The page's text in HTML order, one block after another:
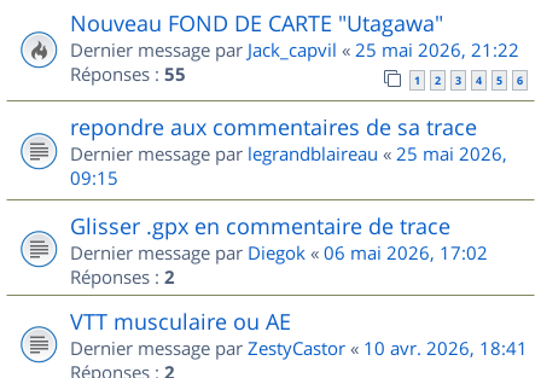
Nouveau FOND DE CARTE "Utagawa"
Dernier message par Jack_capvil « 25 mai 2026, 21:22
Réponses : 55 1 2 3 4 5 6
repondre aux commentaires de sa trace
Dernier message par legrandblaireau « 25 mai 2026,
09:15
Glisser .gpx en commentaire de trace
Dernier message par Diegok « 06 mai 2026, 17:02
Réponses : 2
VTT musculaire ou AE
Dernier message par ZestyCastor « 10 avr. 2026, 18:41
Réponses : 2